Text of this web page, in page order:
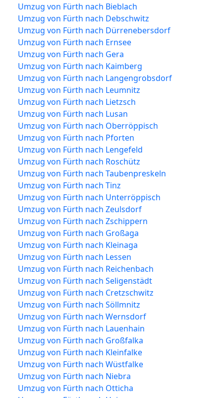
Umzug von Fürth nach Bieblach
Umzug von Fürth nach Debschwitz
Umzug von Fürth nach Dürrenebersdorf
Umzug von Fürth nach Ernsee
Umzug von Fürth nach Gera
Umzug von Fürth nach Kaimberg
Umzug von Fürth nach Langengrobsdorf
Umzug von Fürth nach Leumnitz
Umzug von Fürth nach Lietzsch
Umzug von Fürth nach Lusan
Umzug von Fürth nach Oberröppisch
Umzug von Fürth nach Pforten
Umzug von Fürth nach Lengefeld
Umzug von Fürth nach Roschütz
Umzug von Fürth nach Taubenpreskeln
Umzug von Fürth nach Tinz
Umzug von Fürth nach Unterröppisch
Umzug von Fürth nach Zeulsdorf
Umzug von Fürth nach Zschippern
Umzug von Fürth nach Großaga
Umzug von Fürth nach Kleinaga
Umzug von Fürth nach Lessen
Umzug von Fürth nach Reichenbach
Umzug von Fürth nach Seligenstädt
Umzug von Fürth nach Cretzschwitz
Umzug von Fürth nach Söllmnitz
Umzug von Fürth nach Wernsdorf
Umzug von Fürth nach Lauenhain
Umzug von Fürth nach Großfalka
Umzug von Fürth nach Kleinfalke
Umzug von Fürth nach Wüstfalke
Umzug von Fürth nach Niebra
Umzug von Fürth nach Otticha